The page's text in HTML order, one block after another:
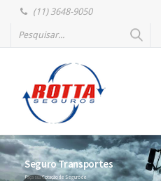
(11) 3648-9050
Seguro Transportes
Faça sua Cotação de Seguro de